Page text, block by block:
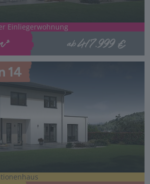
Einliegerwohnung
ab417.999 €
14